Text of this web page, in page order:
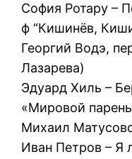
София Ротару –
ф “Кишинёв,
Георгий Водэ,
Лазарева)
Эдуард Хиль –
«Мировой
Михаил
Иван Петров – Я